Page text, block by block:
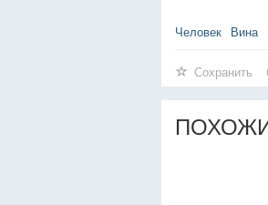
Человек Вина
Сохранить